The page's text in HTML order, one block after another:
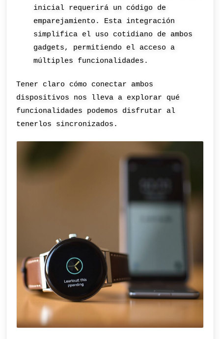
inicial requerirá un código de
emparejamiento. Esta integración
simplifica el uso cotidiano de ambos
gadgets, permitiendo el acceso a
múltiples funcionalidades.
Tener claro cómo conectar ambos
dispositivos nos lleva a explorar qué
funcionalidades podemos disfrutar al
tenerlos sincronizados.